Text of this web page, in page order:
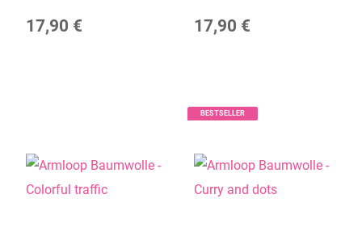
17,90 € 17,90 €
BESTSELLER